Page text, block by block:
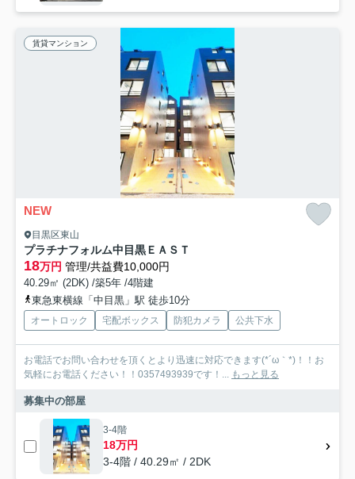
賃貸マンション
NEW
目黒区東山
プラチナフォルム中目黒ＥＡＳＴ
18万円 管理/共益費10,000円
40.29㎡ (2DK) /築5年 /4階建
東急東横線「中目黒」駅 徒歩10分
オートロック 宅配ボックス 防犯カメラ 公共下水
お電話でお問い合わせを頂くとより迅速に対応できます(*´ω｀*)！！お
気軽にお電話ください！！0357493939です！... もっと見る
募集中の部屋
3-4階
18万円
3-4階 / 40.29㎡ / 2DK